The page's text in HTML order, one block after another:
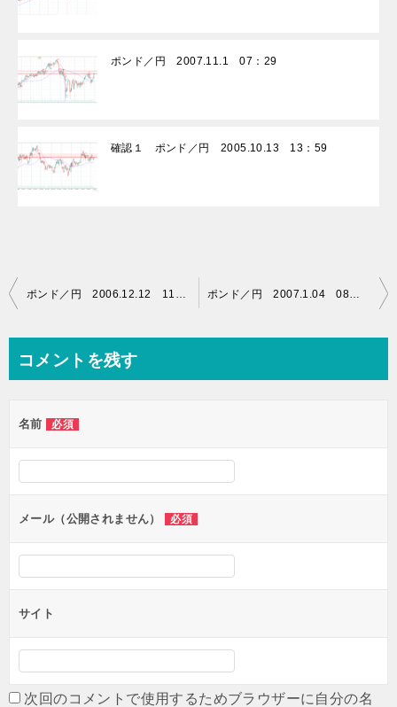
ポンド／円 2007.11.1 07：29
確認１ ポンド／円 2005.10.13 13：59
投
ビ
ー
シ
ョ
ン
コメントを残す
名前 必須
メール（公開されません） 必須
サイト
次回のコメントで使用するためブラウザーに自分の名